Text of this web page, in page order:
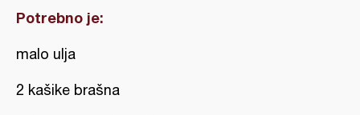
Potrebno je:
malo ulja
2 kašike brašna